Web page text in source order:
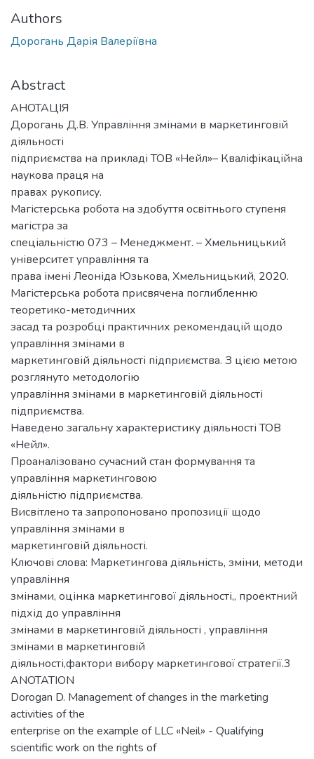
Authors
Дорогань Дарія Валеріївна
Abstract
АНОТАЦІЯ
Дорогань Д.В. Управління змінами в маркетинговій
діяльності
підприємства на прикладі ТОВ «Нейл»– Кваліфікаційна
наукова праця на
правах рукопису.
Магістерська робота на здобуття освітнього ступеня
магістра за
спеціальністю 073 – Менеджмент. – Хмельницький
університет управління та
права імені Леоніда Юзькова, Хмельницький, 2020.
Магістерська робота присвячена поглибленню
теоретико-методичних
засад та розробці практичних рекомендацій щодо
управління змінами в
маркетинговій діяльності підприємства. З цією метою
розглянуто методологію
управління змінами в маркетинговій діяльності
підприємства.
Наведено загальну характеристику діяльності ТОВ
«Нейл».
Проаналізовано сучасний стан формування та
управління маркетинговою
діяльністю підприємства.
Висвітлено та запропоновано пропозиції щодо
управління змінами в
маркетинговій діяльності.
Ключові слова: Маркетингова діяльність, зміни, методи
управління
змінами, оцінка маркетингової діяльності,, проектний
підхід до управління
змінами в маркетинговій діяльності , управління
змінами в маркетинговій
діяльності,фактори вибору маркетингової стратегії.3
ANOTATION
Dorogan D. Management of changes in the marketing
activities of the
enterprise on the example of LLC «Neil» - Qualifying
scientific work on the rights of